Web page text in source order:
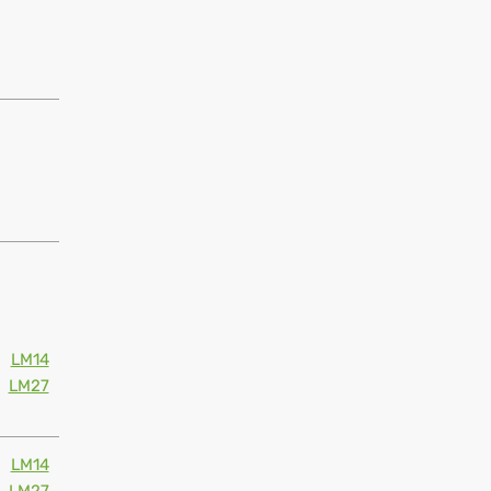
LM14
LM27
LM14